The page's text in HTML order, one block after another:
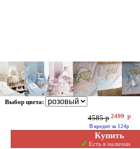
Выбор цвета:
4585 р 2499 р
В кредит за 124р
Купить
✓ Есть в наличии